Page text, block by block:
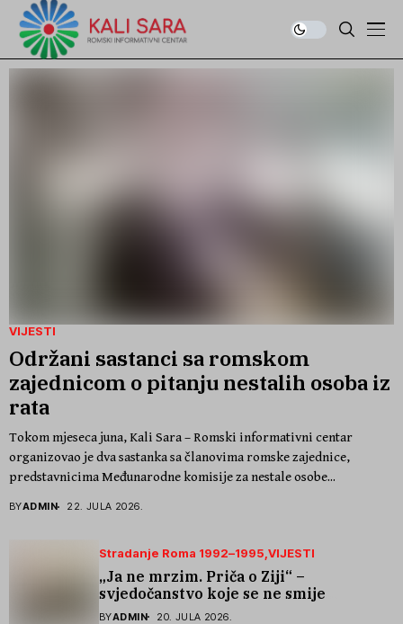
VIJESTI
Održani sastanci sa romskom
zajednicom o pitanju nestalih osoba iz
rata
Tokom mjeseca juna, Kali Sara – Romski informativni centar
organizovao je dva sastanka sa članovima romske zajednice,
predstavnicima Međunarodne komisije za nestale osobe...
BYADMIN 22. JULA 2026.
Stradanje Roma 1992–1995 VIJESTI
„Ja ne mrzim. Priča o Ziji“ –
svjedočanstvo koje se ne smije
zaboraviti
BYADMIN 20. JULA 2026.